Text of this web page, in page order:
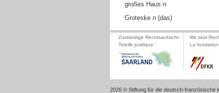
großes Haus n
Groteske n (das)
Zuständige Rechtsaufsicht:
Tutelle juridique :
Wir sind
La
2026 © Stiftung für die deutsch-französische